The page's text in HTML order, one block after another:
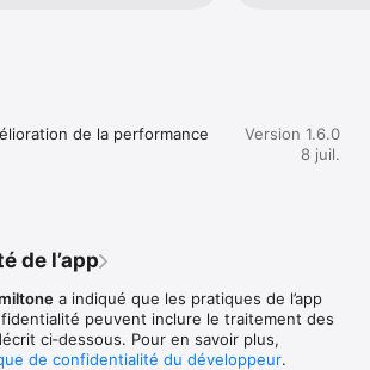
de la performance
Version 1.6.0
8 juil.
de l’app
a indiqué que les pratiques de l’app
peuvent inclure le traitement des
ci‑dessous. Pour en savoir plus,
de confidentialité du développeur.